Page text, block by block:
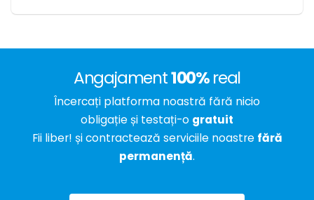
Angajament100%real
Încercați platforma noastră fără nicio
obligație și testați-o gratuit
Fii liber! și contractează serviciile noastre fără
permanență.